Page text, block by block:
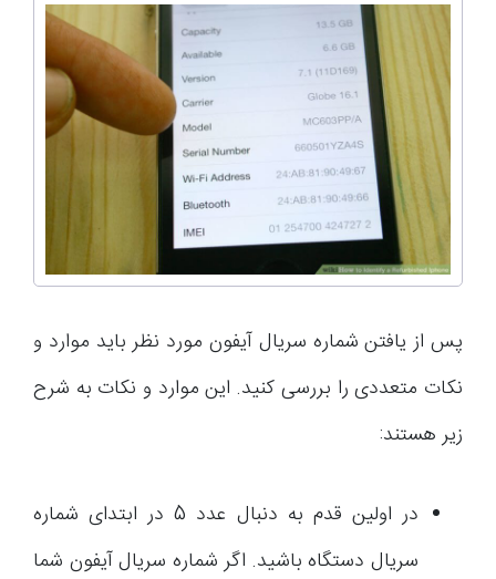
پس از یافتن شماره سریال آیفون مورد نظر باید موارد و
نکات متعددی را بررسی کنید. این موارد و نکات به شرح
زیر هستند:
در اولین قدم به دنبال عدد 5 در ابتدای شماره
سریال دستگاه باشید. اگر شماره سریال آیفون شما